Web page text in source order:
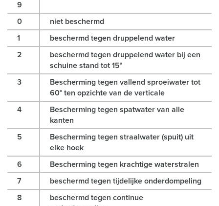
9
0 niet beschermd
1 beschermd tegen druppelend water
2
beschermd tegen druppelend water bij een
schuine stand tot 15°
3
Bescherming tegen vallend sproeiwater tot
60° ten opzichte van de verticale
4
Bescherming tegen spatwater van alle
kanten
5
Bescherming tegen straalwater (spuit) uit
elke hoek
6 Bescherming tegen krachtige waterstralen
7 beschermd tegen tijdelijke onderdompeling
8
beschermd tegen continue